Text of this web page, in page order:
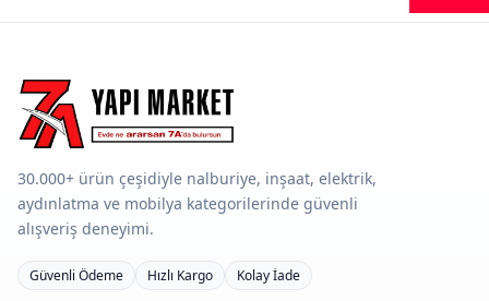
30.000+ ürün çeşidiyle nalburiye, inşaat, elektrik,
aydınlatma ve mobilya kategorilerinde güvenli
alışveriş deneyimi.
Güvenli Ödeme Hızlı Kargo Kolay İade